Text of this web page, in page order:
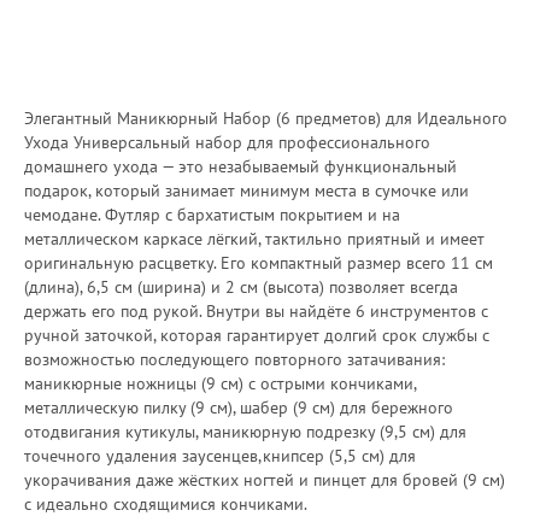
Элегантный Маникюрный Набор (6 предметов) для Идеального
Ухода Универсальный набор для профессионального
домашнего ухода — это незабываемый функциональный
подарок, который занимает минимум места в сумочке или
чемодане. Футляр с бархатистым покрытием и на
металлическом каркасе лёгкий, тактильно приятный и имеет
оригинальную расцветку. Его компактный размер всего 11 см
(длина), 6,5 см (ширина) и 2 см (высота) позволяет всегда
держать его под рукой. Внутри вы найдёте 6 инструментов с
ручной заточкой, которая гарантирует долгий срок службы с
возможностью последующего повторного затачивания:
маникюрные ножницы (9 см) с острыми кончиками,
металлическую пилку (9 см), шабер (9 см) для бережного
отодвигания кутикулы, маникюрную подрезку (9,5 см) для
точечного удаления заусенцев,книпсер (5,5 см) для
укорачивания даже жёстких ногтей и пинцет для бровей (9 см)
с идеально сходящимися кончиками.